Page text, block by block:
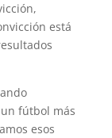
está
fútbol más
esos